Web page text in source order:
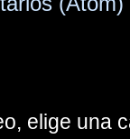
elige una